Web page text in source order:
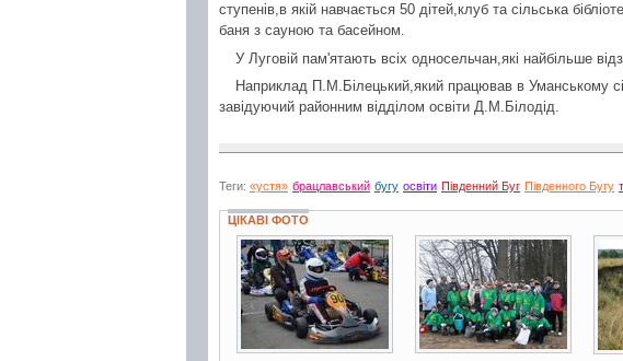
ступенів,в якій навчається 50 дітей,клуб та сільська
баня з сауною та басейном.
У Луговій пам'ятають всіх односельчан,які найбільше
Наприклад П.М.Білецький,який працював в Уманському
завідуючий районним відділом освіти Д.М.Білодід.
Теги: «устя» брацлавський бугу освіти Південний Буг Південного Бугу
ЦІКАВІ ФОТО
3 фото 5 фото